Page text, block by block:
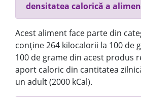
densitatea calorică a
Acest aliment face parte din
conține 264 kilocalorii la 100 de
100 de grame din acest produs
aport caloric din cantitatea
un adult (2000 kCal).